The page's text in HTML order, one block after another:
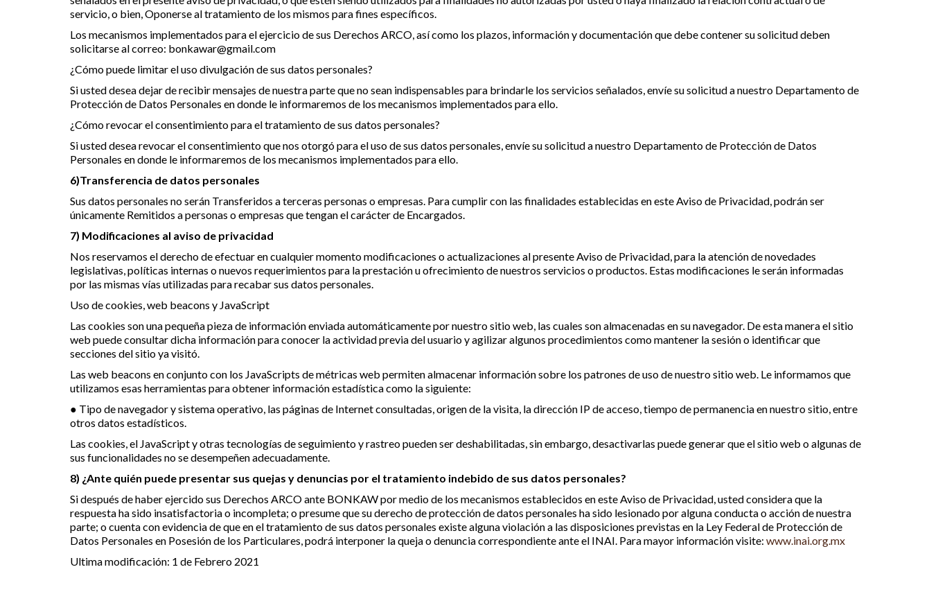
servicio, o bien, Oponerse al tratamiento de los mismos para fines específicos.
Los mecanismos implementados para el ejercicio de sus Derechos ARCO, así como los plazos, información y documentación que debe contener su solicitud deben
solicitarse al correo: bonkawar@gmail.com
¿Cómo puede limitar el uso divulgación de sus datos personales?
Si usted desea dejar de recibir mensajes de nuestra parte que no sean indispensables para brindarle los servicios señalados, envíe su solicitud a nuestro Departamento de
Protección de Datos Personales en donde le informaremos de los mecanismos implementados para ello.
¿Cómo revocar el consentimiento para el tratamiento de sus datos personales?
Si usted desea revocar el consentimiento que nos otorgó para el uso de sus datos personales, envíe su solicitud a nuestro Departamento de Protección de Datos
Personales en donde le informaremos de los mecanismos implementados para ello.
6)Transferencia de datos personales
Sus datos personales no serán Transferidos a terceras personas o empresas. Para cumplir con las finalidades establecidas en este Aviso de Privacidad, podrán ser
únicamente Remitidos a personas o empresas que tengan el carácter de Encargados.
7) Modificaciones al aviso de privacidad
Nos reservamos el derecho de efectuar en cualquier momento modificaciones o actualizaciones al presente Aviso de Privacidad, para la atención de novedades
legislativas, políticas internas o nuevos requerimientos para la prestación u ofrecimiento de nuestros servicios o productos. Estas modificaciones le serán informadas
por las mismas vías utilizadas para recabar sus datos personales.
Uso de cookies, web beacons y JavaScript
Las cookies son una pequeña pieza de información enviada automáticamente por nuestro sitio web, las cuales son almacenadas en su navegador. De esta manera el sitio
web puede consultar dicha información para conocer la actividad previa del usuario y agilizar algunos procedimientos como mantener la sesión o identificar que
secciones del sitio ya visitó.
Las web beacons en conjunto con los JavaScripts de métricas web permiten almacenar información sobre los patrones de uso de nuestro sitio web. Le informamos que
utilizamos esas herramientas para obtener información estadística como la siguiente:
● Tipo de navegador y sistema operativo, las páginas de Internet consultadas, origen de la visita, la dirección IP de acceso, tiempo de permanencia en nuestro sitio, entre
otros datos estadísticos.
Las cookies, el JavaScript y otras tecnologías de seguimiento y rastreo pueden ser deshabilitadas, sin embargo, desactivarlas puede generar que el sitio web o algunas de
sus funcionalidades no se desempeñen adecuadamente.
8) ¿Ante quién puede presentar sus quejas y denuncias por el tratamiento indebido de sus datos personales?
Si después de haber ejercido sus Derechos ARCO ante BONKAW por medio de los mecanismos establecidos en este Aviso de Privacidad, usted considera que la
respuesta ha sido insatisfactoria o incompleta; o presume que su derecho de protección de datos personales ha sido lesionado por alguna conducta o acción de nuestra
parte; o cuenta con evidencia de que en el tratamiento de sus datos personales existe alguna violación a las disposiciones previstas en la Ley Federal de Protección de
Datos Personales en Posesión de los Particulares, podrá interponer la queja o denuncia correspondiente ante el INAI. Para mayor información visite: www.inai.org.mx
Ultima modificación: 1 de Febrero 2021